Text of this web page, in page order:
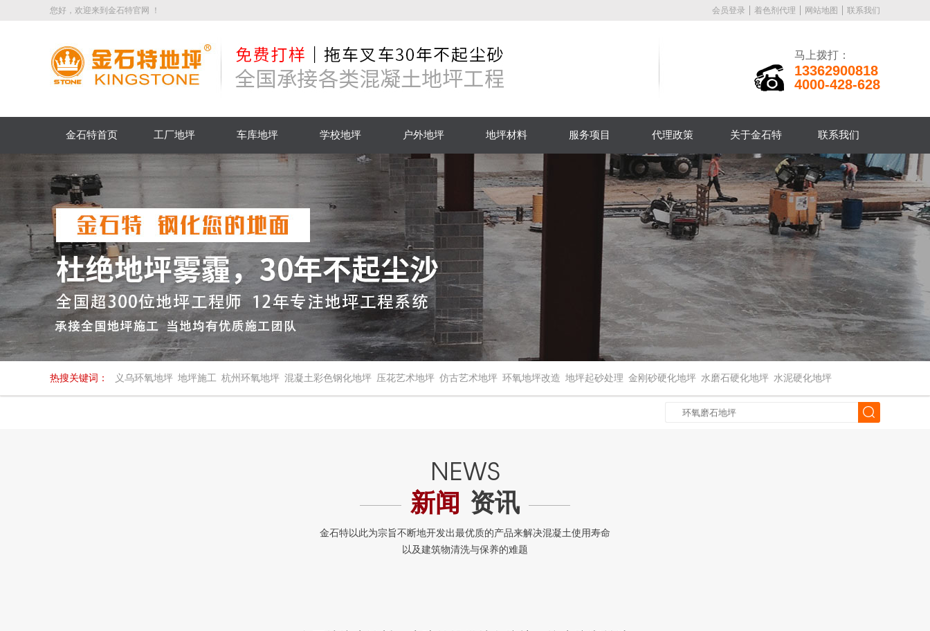
您好，欢迎来到金石特官网 ！ 会员登录 着色剂代理 网站地图 联系我们
马上拨打：
13362900818
4000-428-628
金石特首页 工厂地坪 车库地坪 学校地坪 户外地坪 地坪材料 服务项目 代理政策 关于金石特 联系我们
热搜关键词： 义乌环氧地坪 地坪施工 杭州环氧地坪 混凝土彩色钢化地坪 压花艺术地坪 仿古艺术地坪 环氧地坪改造 地坪起砂处理 金刚砂硬化地坪 水磨石硬化地坪 水泥硬化地坪
新闻 资讯